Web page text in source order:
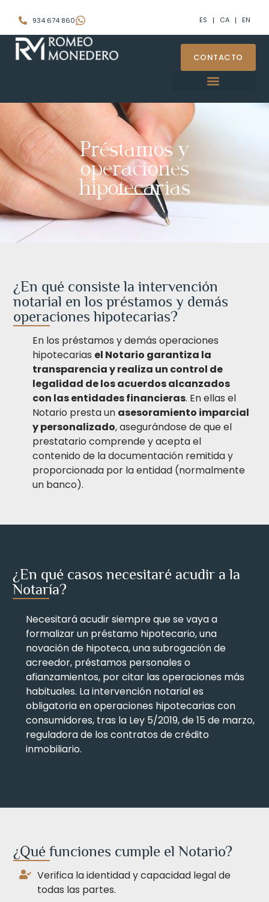
934 674 860 ES CA EN
CONTACTO
Préstamos y
operaciones
hipotecarias
¿En qué consiste la intervención
notarial en los préstamos y demás
operaciones hipotecarias?
En los préstamos y demás operaciones
hipotecarias el Notario garantiza la
transparencia y realiza un control de
legalidad de los acuerdos alcanzados
con lasentidades financieras. En ellas el
Notario presta un asesoramiento imparcial
y personalizado, asegurándose de que el
prestatario comprende y acepta el
contenido de la documentación remitida y
proporcionada por la entidad (normalmente
un banco).
¿En qué casos necesitaré acudir a la
Notaría?
Necesitará acudir siempre que se vaya a
formalizar un préstamo hipotecario, una
novación de hipoteca, una subrogación de
acreedor, préstamos personales o
afianzamientos, por citar las operaciones más
habituales. La intervención notarial es
obligatoria en operaciones hipotecarias con
consumidores, tras la Ley 5/2019, de 15 de marzo,
reguladora de los contratos de crédito
inmobiliario.
¿Qué funciones cumple el Notario?
Verifica la identidad y capacidad legal de
todas las partes.